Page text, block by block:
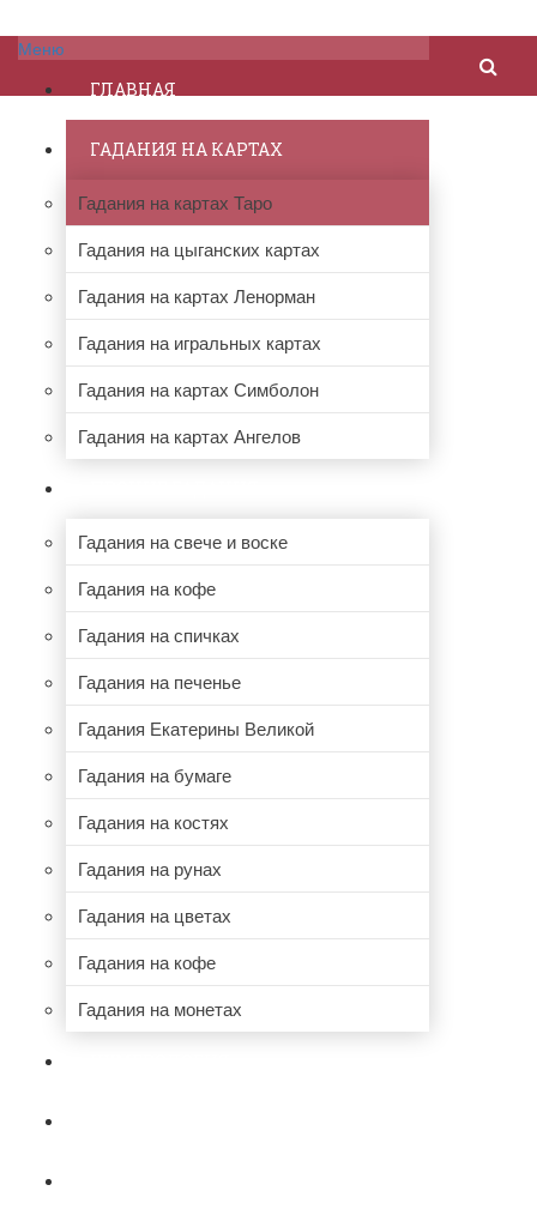
Меню
ГЛАВНАЯ
ГАДАНИЯ НА КАРТАХ
Гадания на картах Таро
Гадания на цыганских картах
Гадания на картах Ленорман
Гадания на игральных картах
Гадания на картах Симболон
Гадания на картах Ангелов
Гадания на свече и воске
Гадания на кофе
Гадания на спичках
Гадания на печенье
Гадания Екатерины Великой
Гадания на бумаге
Гадания на костях
Гадания на рунах
Гадания на цветах
Гадания на кофе
Гадания на монетах